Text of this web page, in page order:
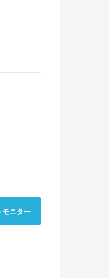
モニター